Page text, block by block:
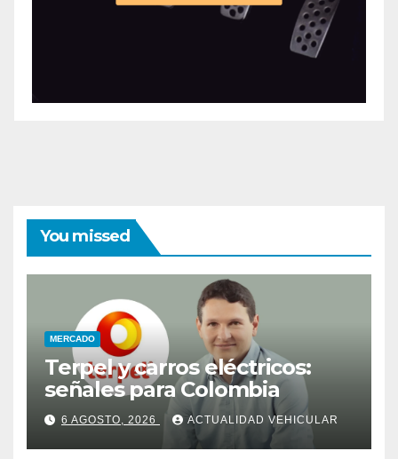
You missed
MERCADO
Terpel y carros eléctricos:
señales para Colombia
6 AGOSTO, 2026 ACTUALIDAD VEHICULAR